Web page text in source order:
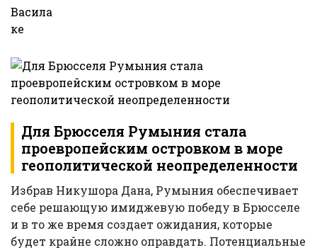
Для Брюсселя Румыния стала
проевропейским островком в море
геополитической неопределенности
Избрав Никушора Дана, Румыния обеспечивает
себе решающую имиджевую победу в Брюсселе
и в то же время создает ожидания, которые
будет крайне сложно оправдать. Потенциальные